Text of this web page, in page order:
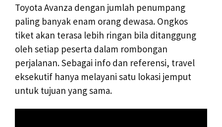
Toyota Avanza dengan jumlah penumpang
paling banyak enam orang dewasa. Ongkos
tiket akan terasa lebih ringan bila ditanggung
oleh setiap peserta dalam rombongan
perjalanan. Sebagai info dan referensi, travel
eksekutif hanya melayani satu lokasi jemput
untuk tujuan yang sama.